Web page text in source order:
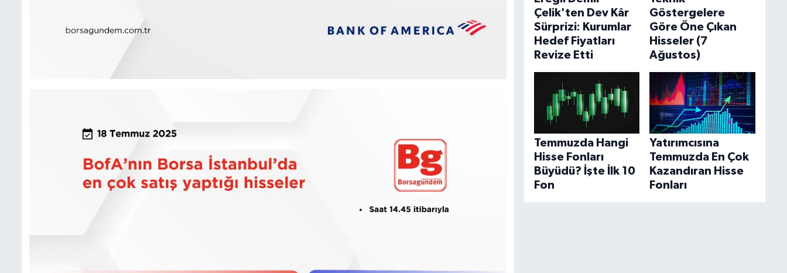
Çelik'ten Dev Kâr
Sürprizi: Kurumlar
Hedef Fiyatları
Revize Etti
Göstergelere
Göre Öne Çıkan
Hisseler (7
Ağustos)
Temmuzda Hangi
Hisse Fonları
Büyüdü? İşte İlk 10
Fon
Yatırımcısına
Temmuzda En Çok
Kazandıran Hisse
Fonları